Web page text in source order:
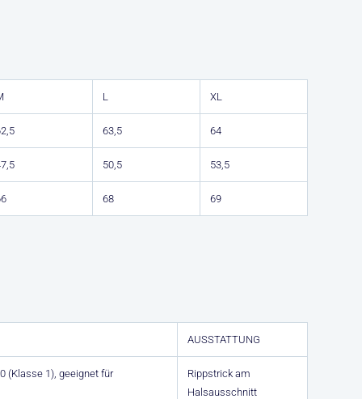
L XL
63,5 64
50,5 53,5
68 69
AUSSTATTUNG
(Klasse 1), geeignet für
Rippstrick am
Halsausschnitt